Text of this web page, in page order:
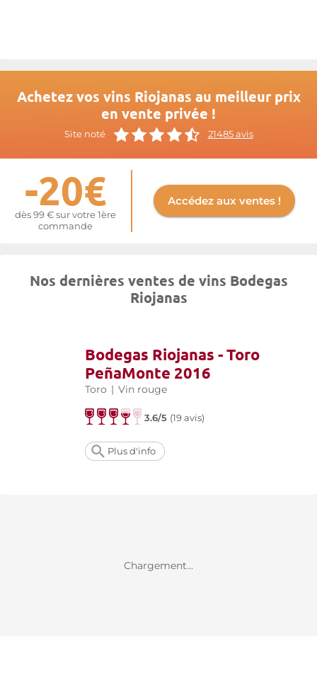
Achetez vos vins Riojanas au meilleur prix
en vente privée !
Site noté 21485 avis
-20€
dès 99 € sur votre 1ère
commande
Accédez aux ventes !
Nos dernières ventes de vins Bodegas
Riojanas
Bodegas Riojanas - Toro
PeñaMonte 2016
Toro | Vin rouge
3.6/5 (19 avis)
Plus d'info
Chargement...